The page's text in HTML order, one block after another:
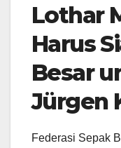
Lothar
Harus
Besar
Jürgen
Federasi Sepak